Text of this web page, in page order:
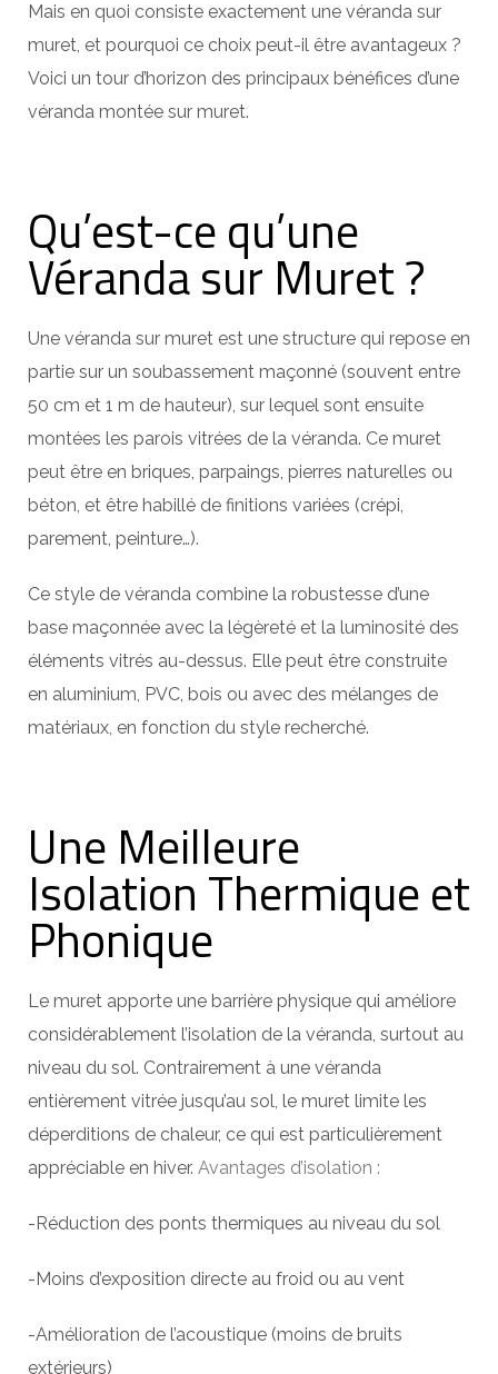
Mais en quoi consiste exactement une véranda sur
muret, et pourquoi ce choix peut-il être avantageux ?
Voici un tour d’horizon des principaux bénéfices d’une
véranda montée sur muret.
Qu’est-ce qu’une
Véranda sur Muret ?
Une véranda sur muret est une structure qui repose en
partie sur un soubassement maçonné (souvent entre
50 cm et 1 m de hauteur), sur lequel sont ensuite
montées les parois vitrées de la véranda. Ce muret
peut être en briques, parpaings, pierres naturelles ou
béton, et être habillé de finitions variées (crépi,
parement, peinture…).
Ce style de véranda combine la robustesse d’une
base maçonnée avec la légèreté et la luminosité des
éléments vitrés au-dessus. Elle peut être construite
en aluminium, PVC, bois ou avec des mélanges de
matériaux, en fonction du style recherché.
Une Meilleure
Isolation Thermique et
Phonique
Le muret apporte une barrière physique qui améliore
considérablement l’isolation de la véranda, surtout au
niveau du sol. Contrairement à une véranda
entièrement vitrée jusqu’au sol, le muret limite les
déperditions de chaleur, ce qui est particulièrement
appréciable en hiver. Avantages d’isolation :
-Réduction des ponts thermiques au niveau du sol
-Moins d’exposition directe au froid ou au vent
-Amélioration de l’acoustique (moins de bruits
extérieurs)